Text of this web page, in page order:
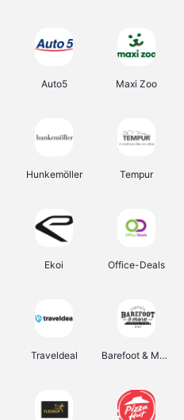
Auto5 Maxi Zoo
Hunkemöller Tempur
Ekoi Office-Deals
Traveldeal Barefoot & More